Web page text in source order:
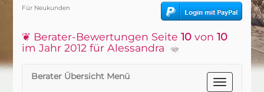
Für Neukunden
❦ Berater-Bewertungen Seite10 von10
im Jahr 2012 für Alessandra
Berater Übersicht Menü